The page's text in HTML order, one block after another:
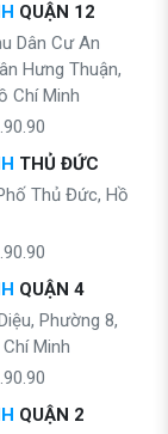
QUẬN 12
Dân Cư An
Hưng Thuận,
Chí Minh
THỦ ĐỨC
Thủ Đức, Hồ
QUẬN 4
Phường 8,
Minh
QUẬN 2